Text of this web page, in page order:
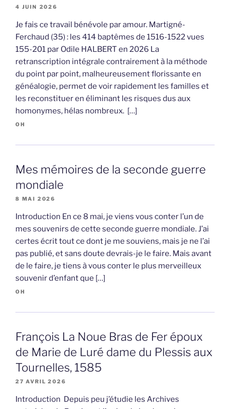
4 JUIN 2026
Je fais ce travail bénévole par amour. Martigné-
Ferchaud (35) : les 414 baptêmes de 1516-1522 vues
155-201 par Odile HALBERT en 2026 La
retranscription intégrale contrairement à la méthode
du point par point, malheureusement florissante en
généalogie, permet de voir rapidement les familles et
les reconstituer en éliminant les risques dus aux
homonymes, hélas nombreux. […]
OH
Mes mémoires de la seconde guerre
mondiale
8 MAI 2026
Introduction En ce 8 mai, je viens vous conter l’un de
mes souvenirs de cette seconde guerre mondiale. J’ai
certes écrit tout ce dont je me souviens, mais je ne l’ai
pas publié, et sans doute devrais-je le faire. Mais avant
de le faire, je tiens à vous conter le plus merveilleux
souvenir d’enfant que […]
OH
François La Noue Bras de Fer époux
de Marie de Luré dame du Plessis aux
Tournelles, 1585
27 AVRIL 2026
Introduction Depuis peu j’étudie les Archives